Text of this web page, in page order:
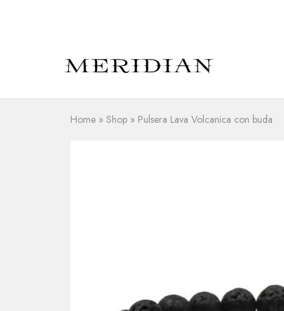
Meridian
Accesorios
Home » Shop » Pulsera Lava Volcanica con buda